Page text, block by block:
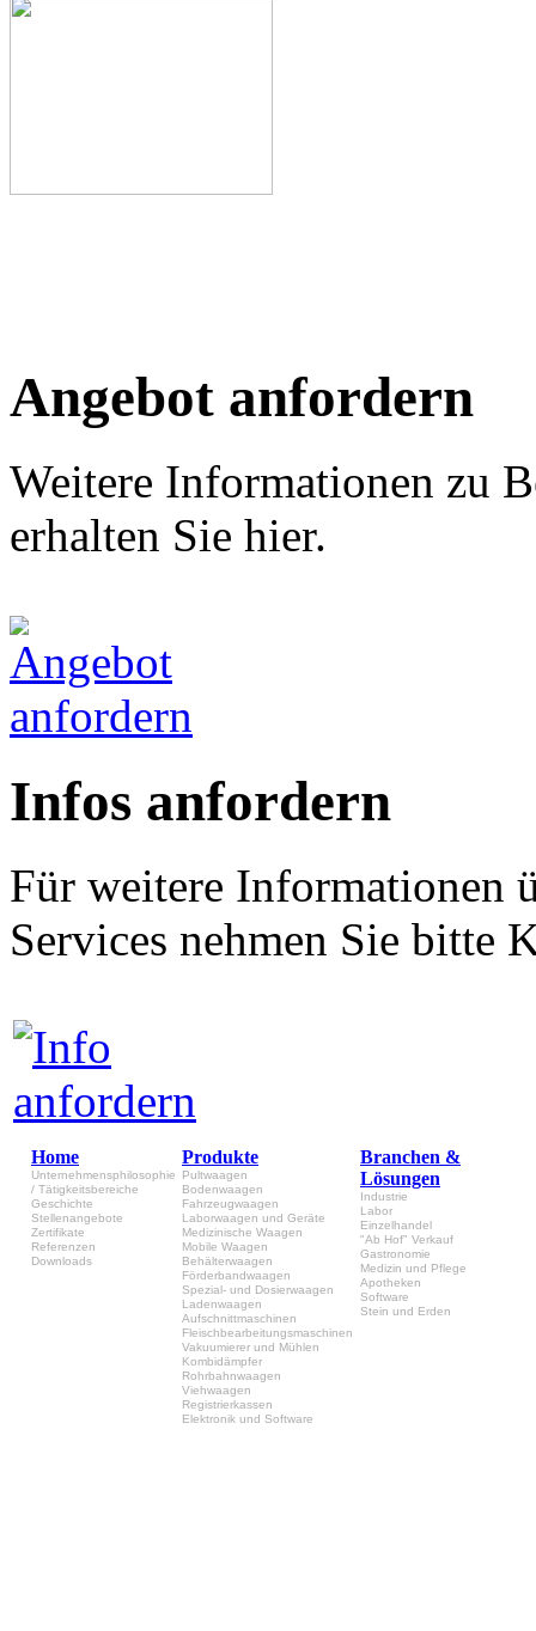
Angebot anfordern
Weitere Informationen zu
erhalten Sie hier.
Infos anfordern
Für weitere Informationen
Services nehmen Sie bitte
Home
Unternehmensphilosophie
/ Tätigkeitsbereiche
Geschichte
Stellenangebote
Zertifikate
Referenzen
Downloads
Produkte
Pultwaagen
Bodenwaagen
Fahrzeugwaagen
Laborwaagen und Geräte
Medizinische Waagen
Mobile Waagen
Behälterwaagen
Förderbandwaagen
Spezial- und Dosierwaagen
Ladenwaagen
Aufschnittmaschinen
Fleischbearbeitungsmaschinen
Vakuumierer und Mühlen
Kombidämpfer
Rohrbahnwaagen
Viehwaagen
Registrierkassen
Elektronik und Software
Branchen &
Lösungen
Industrie
Labor
Einzelhandel
"Ab Hof" Verkauf
Gastronomie
Medizin und Pflege
Apotheken
Software
Stein und Erden